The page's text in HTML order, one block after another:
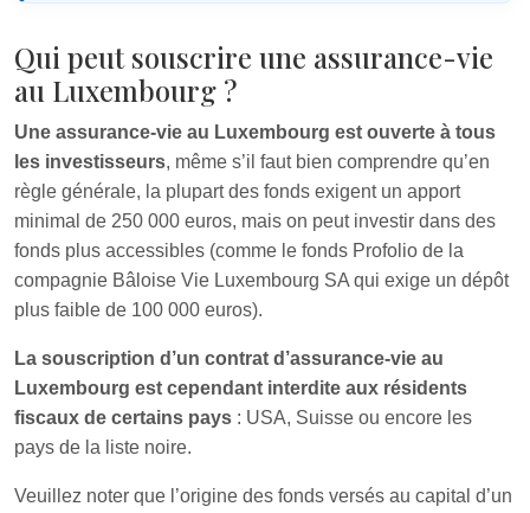
Qui peut souscrire une assurance-vie
au Luxembourg ?
Une assurance-vie au Luxembourg est ouverte à tous
les investisseurs, même s’il faut bien comprendre qu’en
règle générale, la plupart des fonds exigent un apport
minimal de 250 000 euros, mais on peut investir dans des
fonds plus accessibles (comme le fonds Profolio de la
compagnie Bâloise Vie Luxembourg SA qui exige un dépôt
plus faible de 100 000 euros).
La souscription d’un contrat d’assurance-vie au
Luxembourg est cependant interdite aux résidents
fiscaux de certains pays : USA, Suisse ou encore les
pays de la liste noire.
Veuillez noter que l’origine des fonds versés au capital d’un